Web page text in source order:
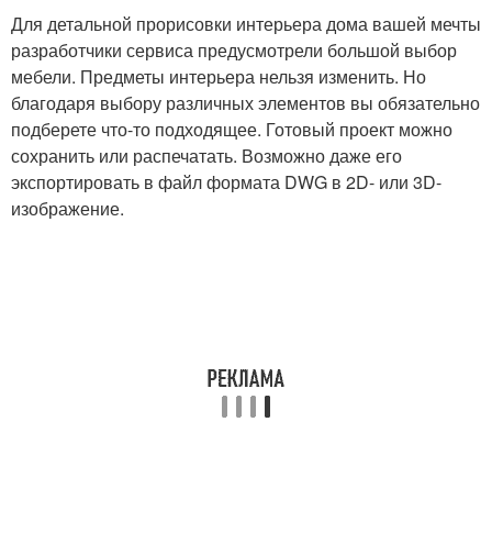
Для детальной прорисовки интерьера дома вашей мечты
разработчики сервиса предусмотрели большой выбор
мебели. Предметы интерьера нельзя изменить. Но
благодаря выбору различных элементов вы обязательно
подберете что-то подходящее. Готовый проект можно
сохранить или распечатать. Возможно даже его
экспортировать в файл формата DWG в 2D- или 3D-
изображение.